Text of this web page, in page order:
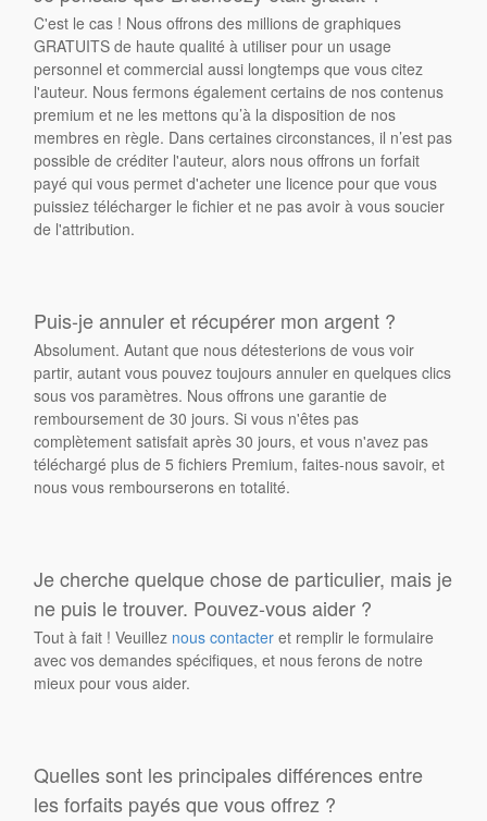
C'est le cas ! Nous offrons des millions de graphiques
GRATUITS de haute qualité à utiliser pour un usage
personnel et commercial aussi longtemps que vous citez
l'auteur. Nous fermons également certains de nos contenus
premium et ne les mettons qu’à la disposition de nos
membres en règle. Dans certaines circonstances, il n’est pas
possible de créditer l'auteur, alors nous offrons un forfait
payé qui vous permet d'acheter une licence pour que vous
puissiez télécharger le fichier et ne pas avoir à vous soucier
de l'attribution.
Puis-je annuler et récupérer mon argent ?
Absolument. Autant que nous détesterions de vous voir
partir, autant vous pouvez toujours annuler en quelques clics
sous vos paramètres. Nous offrons une garantie de
remboursement de 30 jours. Si vous n'êtes pas
complètement satisfait après 30 jours, et vous n'avez pas
téléchargé plus de 5 fichiers Premium, faites-nous savoir, et
nous vous rembourserons en totalité.
Je cherche quelque chose de particulier, mais je
ne puis le trouver. Pouvez-vous aider ?
Tout à fait ! Veuillez nous contacter et remplir le formulaire
avec vos demandes spécifiques, et nous ferons de notre
mieux pour vous aider.
Quelles sont les principales différences entre
les forfaits payés que vous offrez ?